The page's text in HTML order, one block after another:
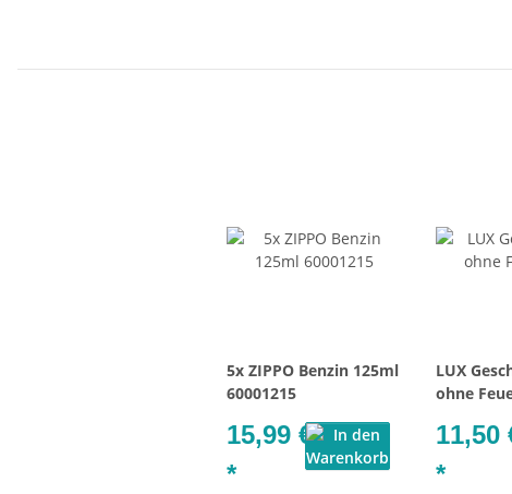
5x ZIPPO Benzin 125ml
60001215
15,99 €
*
LUX
ohne
11,50
*